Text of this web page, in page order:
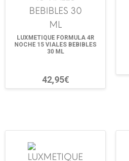
LUXMETIQUE FORMULA 4R
NOCHE 15 VIALES BEBIBLES
30 ML
42,95€